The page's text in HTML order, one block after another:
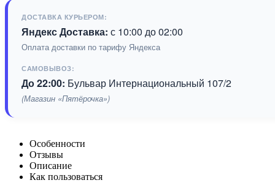
ДОСТАВКА КУРЬЕРОМ:
Яндекс Доставка: с 10:00 до 02:00
Оплата доставки по тарифу Яндекса
САМОВЫВОЗ:
До 22:00: Бульвар Интернациональный 107/2
(Магазин «Пятёрочка»)
Особенности
Отзывы
Описание
Как пользоваться